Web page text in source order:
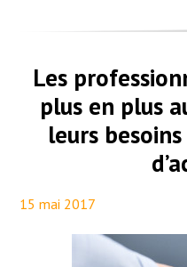
Les
plus en plus
leurs
15 mai 2017